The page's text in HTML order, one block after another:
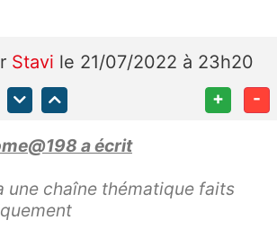
Stavi le 21/07/2022 à 23h20
+ -
a écrit
une chaîne thématique faits